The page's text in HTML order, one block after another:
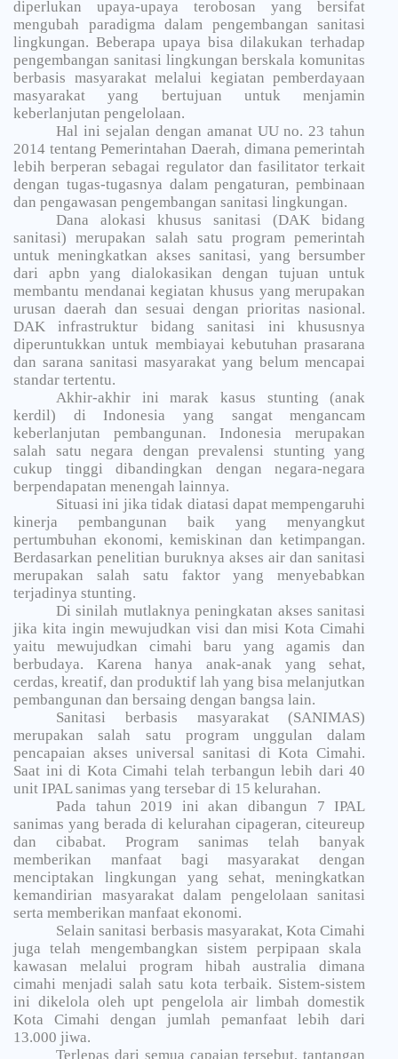
diperlukan upaya-upaya terobosan yang bersifat
mengubah paradigma dalam pengembangan sanitasi
lingkungan. Beberapa upaya bisa dilakukan terhadap
pengembangan sanitasi lingkungan berskala komunitas
berbasis masyarakat melalui kegiatan pemberdayaan
masyarakat yang bertujuan untuk menjamin
keberlanjutan pengelolaan.
Hal ini sejalan dengan amanat UU no. 23 tahun
2014 tentang Pemerintahan Daerah, dimana pemerintah
lebih berperan sebagai regulator dan fasilitator terkait
dengan tugas-tugasnya dalam pengaturan, pembinaan
dan pengawasan pengembangan sanitasi lingkungan.
Dana alokasi khusus sanitasi (DAK bidang
sanitasi) merupakan salah satu program pemerintah
untuk meningkatkan akses sanitasi, yang bersumber
dari apbn yang dialokasikan dengan tujuan untuk
membantu mendanai kegiatan khusus yang merupakan
urusan daerah dan sesuai dengan prioritas nasional.
DAK infrastruktur bidang sanitasi ini khususnya
diperuntukkan untuk membiayai kebutuhan prasarana
dan sarana sanitasi masyarakat yang belum mencapai
standar tertentu.
Akhir-akhir ini marak kasus stunting (anak
kerdil) di Indonesia yang sangat mengancam
keberlanjutan pembangunan. Indonesia merupakan
salah satu negara dengan prevalensi stunting yang
cukup tinggi dibandingkan dengan negara-negara
berpendapatan menengah lainnya.
Situasi ini jika tidak diatasi dapat mempengaruhi
kinerja pembangunan baik yang menyangkut
pertumbuhan ekonomi, kemiskinan dan ketimpangan.
Berdasarkan penelitian buruknya akses air dan sanitasi
merupakan salah satu faktor yang menyebabkan
terjadinya stunting.
Di sinilah mutlaknya peningkatan akses sanitasi
jika kita ingin mewujudkan visi dan misi Kota Cimahi
yaitu mewujudkan cimahi baru yang agamis dan
berbudaya. Karena hanya anak-anak yang sehat,
cerdas, kreatif, dan produktif lah yang bisa melanjutkan
pembangunan dan bersaing dengan bangsa lain.
Sanitasi berbasis masyarakat (SANIMAS)
merupakan salah satu program unggulan dalam
pencapaian akses universal sanitasi di Kota Cimahi.
Saat ini di Kota Cimahi telah terbangun lebih dari 40
unit IPAL sanimas yang tersebar di 15 kelurahan.
Pada tahun 2019 ini akan dibangun 7 IPAL
sanimas yang berada di kelurahan cipageran, citeureup
dan cibabat. Program sanimas telah banyak
memberikan manfaat bagi masyarakat dengan
menciptakan lingkungan yang sehat, meningkatkan
kemandirian masyarakat dalam pengelolaan sanitasi
serta memberikan manfaat ekonomi.
Selain sanitasi berbasis masyarakat, Kota Cimahi
juga telah mengembangkan sistem perpipaan skala
kawasan melalui program hibah australia dimana
cimahi menjadi salah satu kota terbaik. Sistem-sistem
ini dikelola oleh upt pengelola air limbah domestik
Kota Cimahi dengan jumlah pemanfaat lebih dari
13.000 jiwa.
Terlepas dari semua capaian tersebut, tantangan